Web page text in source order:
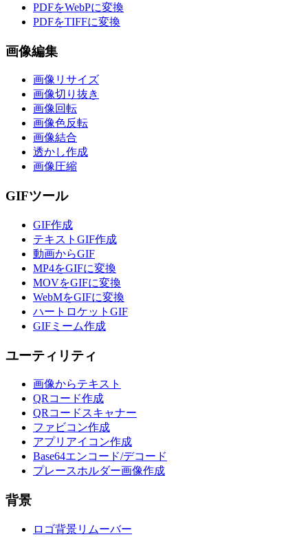
PDFをWebPに変換
PDFをTIFFに変換
画像編集
画像リサイズ
画像切り抜き
画像回転
画像色反転
画像結合
透かし作成
画像圧縮
GIFツール
GIF作成
テキストGIF作成
動画からGIF
MP4をGIFに変換
MOVをGIFに変換
WebMをGIFに変換
ハートロケットGIF
GIFミーム作成
ユーティリティ
画像からテキスト
QRコード作成
QRコードスキャナー
ファビコン作成
アプリアイコン作成
Base64エンコード/デコード
プレースホルダー画像作成
背景
ロゴ背景リムーバー